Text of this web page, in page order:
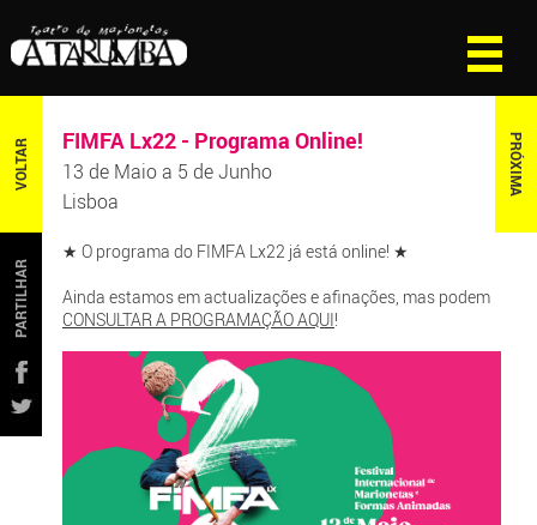
VOLTAR PRÓXIMA
PARTILHAR
FIMFA Lx22 - Programa Online!
13 de Maio a 5 de Junho
Lisboa
★ O programa do FIMFA Lx22 já está online! ★
Ainda estamos em actualizações e afinações, mas podem
CONSULTAR A PROGRAMAÇÃO AQUI!